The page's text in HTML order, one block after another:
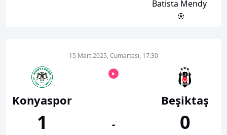
Batista Mendy
Konyaspor
1
15 Mart 2025, Cumartesi, 17:30
-
Beşiktaş
0